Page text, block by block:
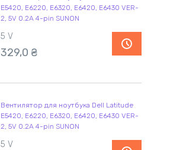
E5420, E6220, E6320, E6420, E6430 VER-
2, 5V 0.2A 4-pin SUNON
5 V
329,0 ₴
Вентилятор для ноутбука Dell Latitude
E5420, E6220, E6320, E6420, E6430 VER-
2, 5V 0.2A 4-pin SUNON
5 V